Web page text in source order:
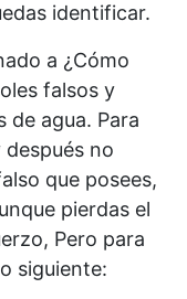
identificar.
a ¿Cómo
falsos y
de agua. Para
no
que posees,
pierdas el
Pero para
siguiente: